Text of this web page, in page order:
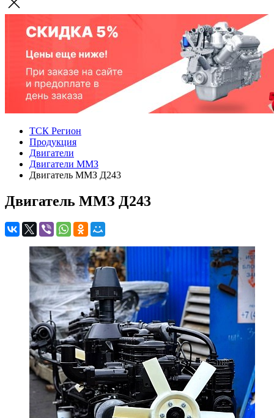
ТСК Регион
Продукция
Двигатели
Двигатели ММЗ
Двигатель ММЗ Д243
Двигатель ММЗ Д243